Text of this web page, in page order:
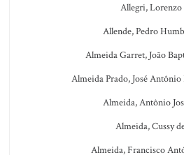
Allegri, Lorenzo
Allende, Pedro
Almeida Garret, João
Almeida Prado, José Antônio
Almeida, Antônio
Almeida, Cussy
Almeida, Francisco